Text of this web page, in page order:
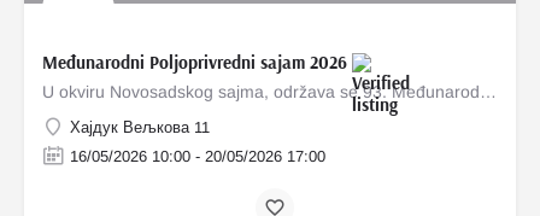
Međunarodni Poljoprivredni sajam 2026
U okviru Novosadskog sajma, održava se 93. Međunarodni Poljoprivredni sajam između 16. i 21. maja 2026.…
Хајдук Вељкова 11
16/05/2026 10:00 - 20/05/2026 17:00